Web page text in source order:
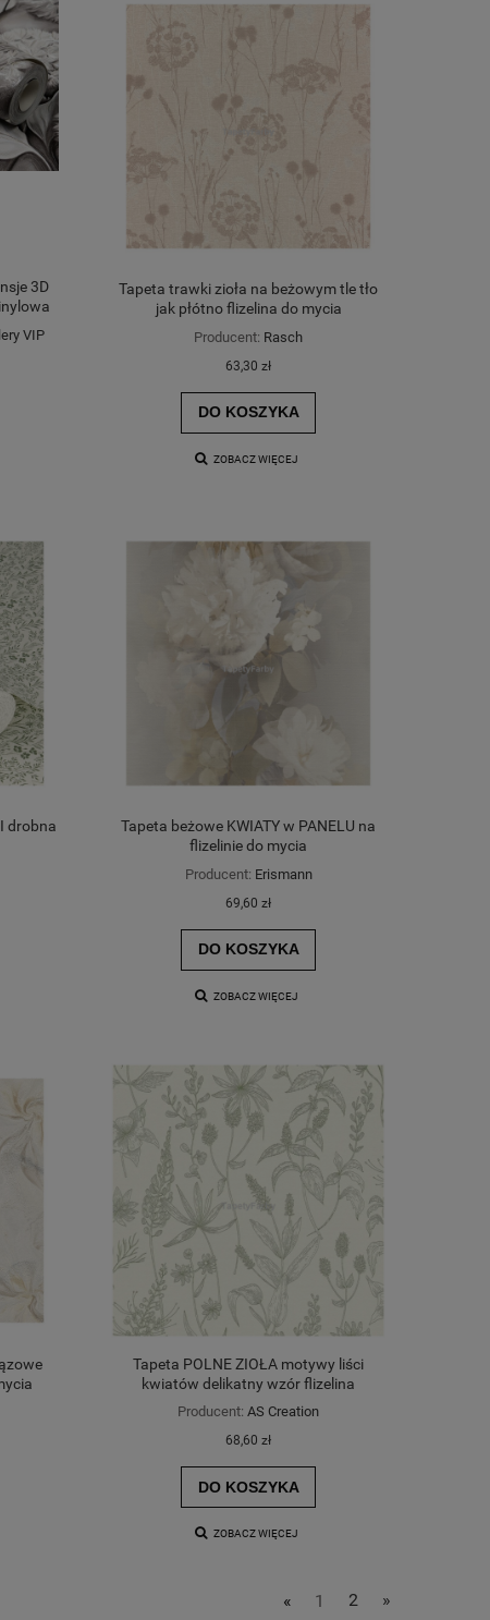
3D
VIP
Tapeta trawki zioła na beżowym tle tło
jak płótno flizelina do mycia
Producent: Rasch
63,30 zł
DO KOSZYKA
ZOBACZ WIĘCEJ
drobna
Tapeta beżowe KWIATY w PANELU na
flizelinie do mycia
Producent: Erismann
69,60 zł
DO KOSZYKA
ZOBACZ WIĘCEJ
Tapeta POLNE ZIOŁA motywy liści
kwiatów delikatny wzór flizelina
Producent: AS Creation
68,60 zł
DO KOSZYKA
ZOBACZ WIĘCEJ
« 1 2 »